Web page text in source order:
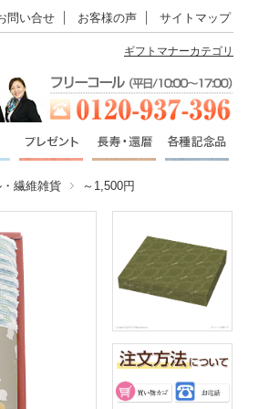
問い合せ お客様の声 サイトマップ
ギフトマナーカテゴリ
繊維雑貨 ～1,500円